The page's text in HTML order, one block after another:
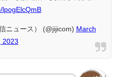
lpogElcQmB
ニュース） (@jijicom) March
2023